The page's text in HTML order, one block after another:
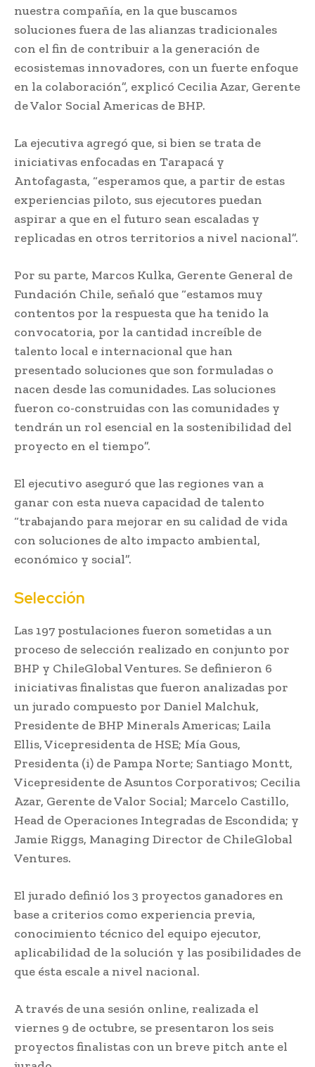
nuestra compañía, en la que buscamos
soluciones fuera de las alianzas tradicionales
con el fin de contribuir a la generación de
ecosistemas innovadores, con un fuerte enfoque
en la colaboración”, explicó Cecilia Azar, Gerente
de Valor Social Americas de BHP.
La ejecutiva agregó que, si bien se trata de
iniciativas enfocadas en Tarapacá y
Antofagasta, “esperamos que, a partir de estas
experiencias piloto, sus ejecutores puedan
aspirar a que en el futuro sean escaladas y
replicadas en otros territorios a nivel nacional”.
Por su parte, Marcos Kulka, Gerente General de
Fundación Chile, señaló que “estamos muy
contentos por la respuesta que ha tenido la
convocatoria, por la cantidad increíble de
talento local e internacional que han
presentado soluciones que son formuladas o
nacen desde las comunidades. Las soluciones
fueron co-construidas con las comunidades y
tendrán un rol esencial en la sostenibilidad del
proyecto en el tiempo”.
El ejecutivo aseguró que las regiones van a
ganar con esta nueva capacidad de talento
“trabajando para mejorar en su calidad de vida
con soluciones de alto impacto ambiental,
económico y social”.
Selección
Las 197 postulaciones fueron sometidas a un
proceso de selección realizado en conjunto por
BHP y ChileGlobal Ventures. Se definieron 6
iniciativas finalistas que fueron analizadas por
un jurado compuesto por Daniel Malchuk,
Presidente de BHP Minerals Americas; Laila
Ellis, Vicepresidenta de HSE; Mía Gous,
Presidenta (i) de Pampa Norte; Santiago Montt,
Vicepresidente de Asuntos Corporativos; Cecilia
Azar, Gerente de Valor Social; Marcelo Castillo,
Head de Operaciones Integradas de Escondida; y
Jamie Riggs, Managing Director de ChileGlobal
Ventures.
El jurado definió los 3 proyectos ganadores en
base a criterios como experiencia previa,
conocimiento técnico del equipo ejecutor,
aplicabilidad de la solución y las posibilidades de
que ésta escale a nivel nacional.
A través de una sesión online, realizada el
viernes 9 de octubre, se presentaron los seis
proyectos finalistas con un breve pitch ante el